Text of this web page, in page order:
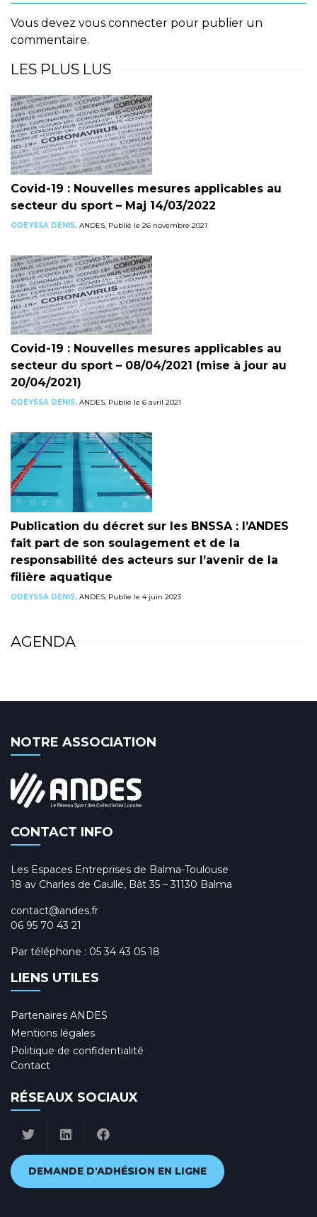
Vous devez vous connecter pour publier un
commentaire.
LES PLUS LUS
Covid-19 : Nouvelles mesures applicables au
secteur du sport – Maj 14/03/2022
ODEYSSA DENIS, ANDES, Publié le 26 novembre 2021
Covid-19 : Nouvelles mesures applicables au
secteur du sport – 08/04/2021 (mise à jour au
20/04/2021)
ODEYSSA DENIS, ANDES, Publié le 6 avril 2021
Publication du décret sur les BNSSA : l’ANDES
fait part de son soulagement et de la
responsabilité des acteurs sur l’avenir de la
filière aquatique
ODEYSSA DENIS, ANDES, Publié le 4 juin 2023
AGENDA
NOTRE ASSOCIATION
CONTACT INFO
Les Espaces Entreprises de Balma-Toulouse
18 av Charles de Gaulle, Bât 35 – 31130 Balma
contact@andes.fr
06 95 70 43 21
Par téléphone : 05 34 43 05 18
LIENS UTILES
Partenaires ANDES
Mentions légales
Politique de confidentialité
Contact
RÉSEAUX SOCIAUX
DEMANDE D'ADHÉSION EN LIGNE